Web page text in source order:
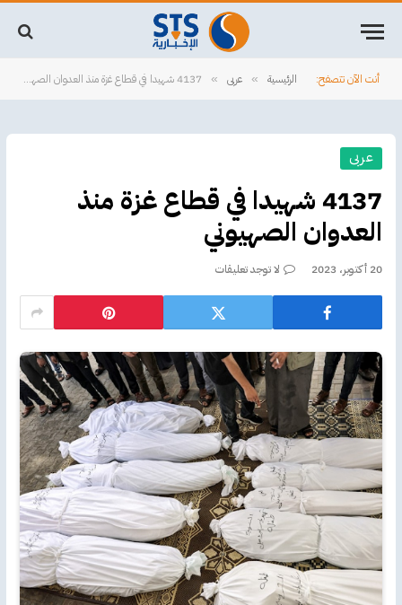
أنت الآن تتصفح: الرئيسية » عربى » 4137 شهيدا في قطاع غزة منذ العدوان الصهيوني
عربى
4137 شهيدا في قطاع غزة منذ
العدوان الصهيوني
20 أكتوبر، 2023 لا توجد تعليقات